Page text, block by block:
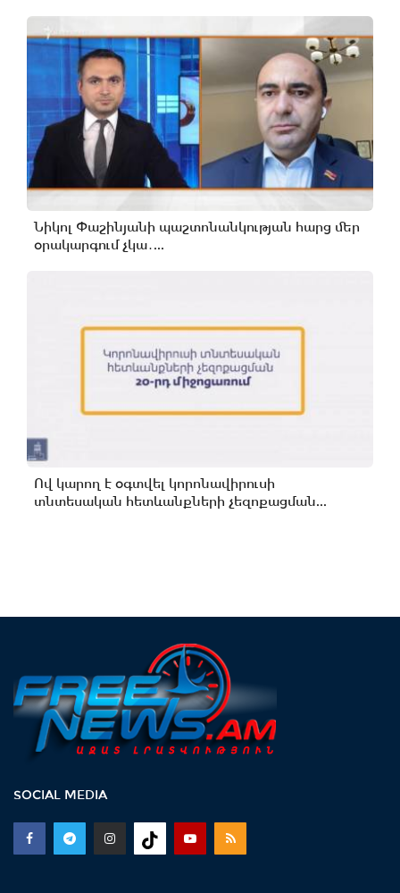
Նիկոլ Փաշինյանի պաշտոնանկության հարց մեր
օրակարգում չկա․...
Ով կարող է օգտվել կորոնավիրուսի
տնտեսական հետևանքների չեզոքացման...
SOCIAL MEDIA